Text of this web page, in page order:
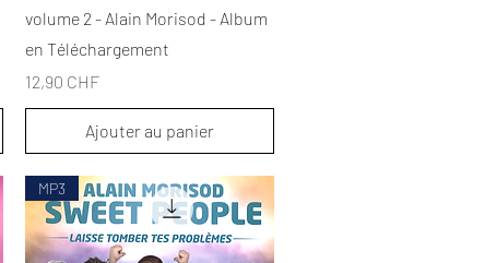
volume 2 - Alain Morisod - Album
en Téléchargement
Prix
12,90 CHF
Ajouter au panier
MP3